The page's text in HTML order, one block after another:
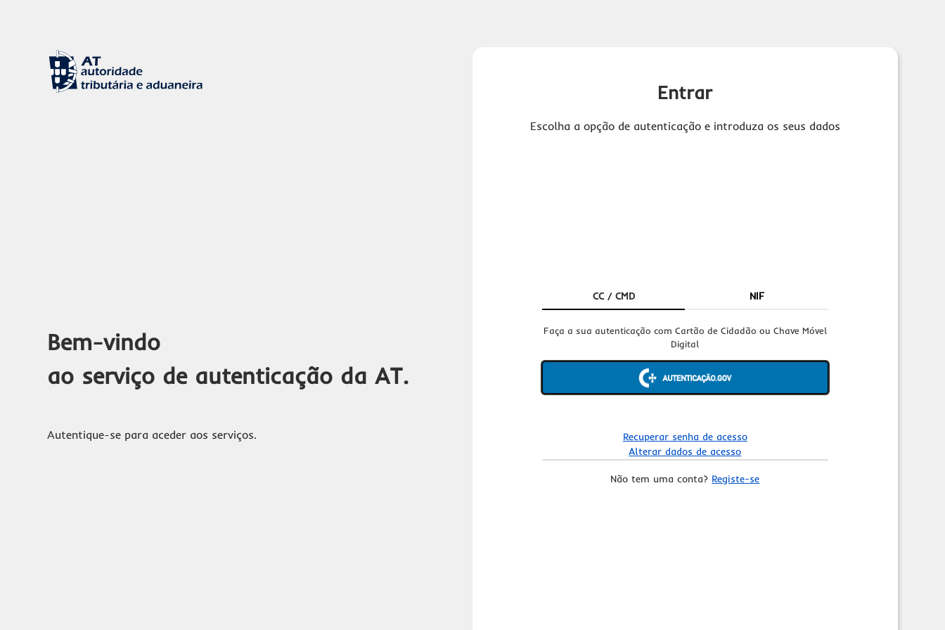
Bem-vindo
ao serviço de autenticação da AT.
Autentique-se para aceder aos serviços.
Entrar
Escolha a opção de autenticação e introduza os seus dados
CC / CMD NIF
Faça a sua autenticação com Cartão de Cidadão ou Chave Móvel
Digital
Recuperar senha de acesso
Alterar dados de acesso
Não tem uma conta? Registe-se